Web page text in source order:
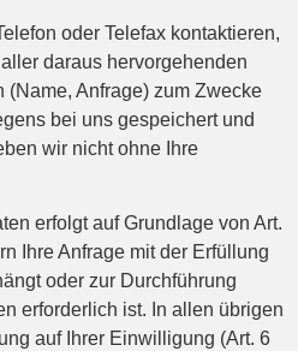
oder Telefax kontaktieren,
daraus hervorgehenden
Anfrage) zum Zwecke
bei uns gespeichert und
wir nicht ohne Ihre
erfolgt auf Grundlage von Art.
Ihre Anfrage mit der Erfüllung
oder zur Durchführung
erforderlich ist. In allen übrigen
auf Ihrer Einwilligung (Art. 6